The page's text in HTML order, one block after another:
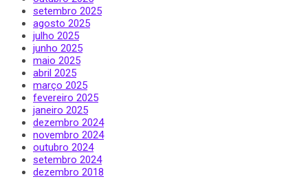
setembro 2025
agosto 2025
julho 2025
junho 2025
maio 2025
abril 2025
março 2025
fevereiro 2025
janeiro 2025
dezembro 2024
novembro 2024
outubro 2024
setembro 2024
dezembro 2018